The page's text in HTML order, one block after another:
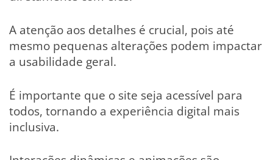
A atenção aos detalhes é crucial, pois até
mesmo pequenas alterações podem impactar
a usabilidade geral.
É importante que o site seja acessível para
todos, tornando a experiência digital mais
inclusiva.